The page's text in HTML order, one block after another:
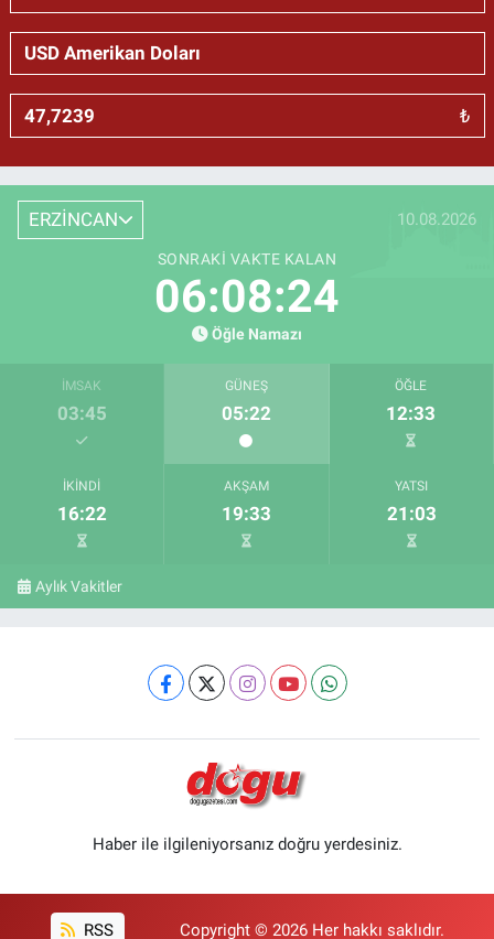
₺
ERZİNCAN 10.08.2026
SONRAKI VAKTE KALAN
06:08:23
Öğle Namazı
İMSAK
03:45
GÜNEŞ
05:22
ÖĞLE
12:33
İKINDI
16:22
AKŞAM
19:33
YATSI
21:03
Aylık Vakitler
Haber ile ilgileniyorsanız doğru yerdesiniz.
RSS Copyright © 2026 Her hakkı saklıdır.